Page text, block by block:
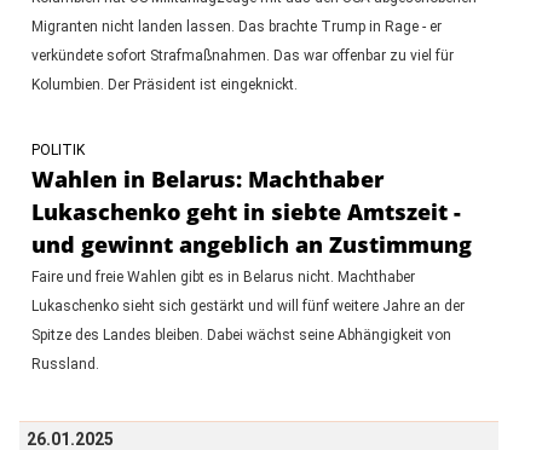
Migranten nicht landen lassen. Das brachte Trump in Rage - er
verkündete sofort Strafmaßnahmen. Das war offenbar zu viel für
Kolumbien. Der Präsident ist eingeknickt.
POLITIK
Wahlen in Belarus: Machthaber
Lukaschenko geht in siebte Amtszeit -
und gewinnt angeblich an Zustimmung
Faire und freie Wahlen gibt es in Belarus nicht. Machthaber
Lukaschenko sieht sich gestärkt und will fünf weitere Jahre an der
Spitze des Landes bleiben. Dabei wächst seine Abhängigkeit von
Russland.
26.01.2025